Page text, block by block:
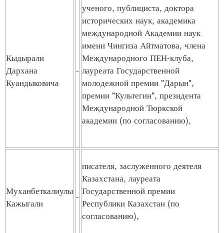
Кыдырали
Дархана
Куандыковича
-
ученого, публициста, доктора
исторических наук, академика
международной Академии наук
имени Чингиза Айтматова, члена
Международного ПЕН-клуба,
лауреата Государственной
молодежной премии "Дарын",
премии "Культегин", президента
Международной Тюркской
академии (по согласованию),
Муханбеткалиулы
Кажыгали
-
писателя, заслуженного деятеля
Казахстана, лауреата
Государственной премии
Республики Казахстан (по
согласованию),